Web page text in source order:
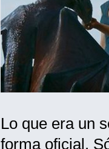
Lo que era un
forma oficial.